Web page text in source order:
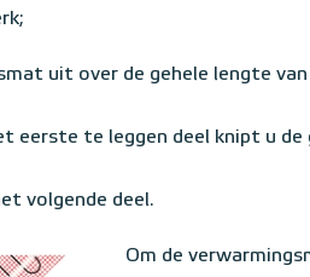
uit over de gehele lengte
eerste te leggen deel knipt u
volgende deel.
Om de